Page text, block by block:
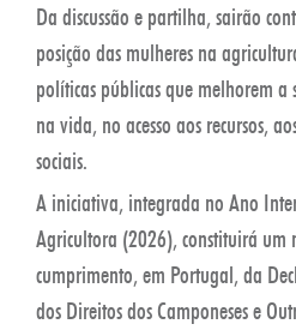
Da discussão e partilha, sairão
posição das mulheres na
políticas públicas que melhorem
na vida, no acesso aos recursos,
sociais.
A iniciativa, integrada no Ano
Agricultora (2026), constituirá um
cumprimento, em Portugal, da
dos Direitos dos Camponeses e